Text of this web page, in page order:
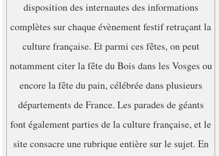
disposition des internautes des informations
complètes sur chaque évènement festif retraçant la
culture française. Et parmi ces fêtes, on peut
notamment citer la fête du Bois dans les Vosges ou
encore la fête du pain, célébrée dans plusieurs
départements de France. Les parades de géants
font également parties de la culture française, et le
site consacre une rubrique entière sur le sujet. En